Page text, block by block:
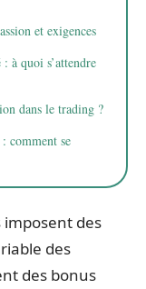
et exigences
à quoi s’attendre
dans le trading ?
comment se
des
des
des bonus